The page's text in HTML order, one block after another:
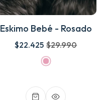
Eskimo Bebé - Rosado
$22.425 $29.990